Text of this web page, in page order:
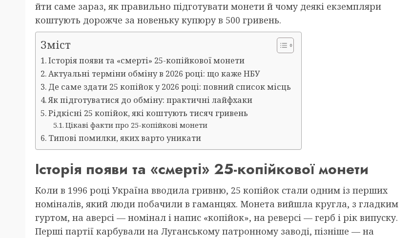
йти саме зараз, як правильно підготувати монети й чому деякі екземпляри
коштують дорожче за новеньку купюру в 500 гривень.
Зміст
Історія появи та «смерті» 25-копійкової монети
Актуальні терміни обміну в 2026 році: що каже НБУ
Де саме здати 25 копійок у 2026 році: повний список місць
Як підготуватися до обміну: практичні лайфхаки
Рідкісні 25 копійок, які коштують тисяч гривень
Цікаві факти про 25-копійкові монети
Типові помилки, яких варто уникати
Історія появи та «смерті» 25-копійкової монети
Коли в 1996 році Україна вводила гривню, 25 копійок стали одним із перших
номіналів, який люди побачили в гаманцях. Монета вийшла кругла, з гладким
гуртом, на аверсі — номінал і напис «копійок», на реверсі — герб і рік випуску.
Перші партії карбували на Луганському патронному заводі, пізніше — на